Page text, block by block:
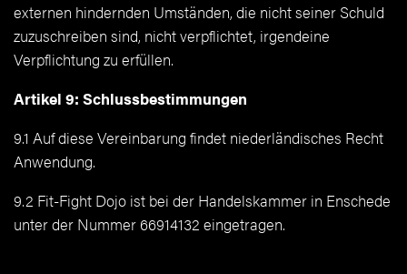
externen hindernden Umständen, die nicht seiner Schuld
zuzuschreiben sind, nicht verpflichtet, irgendeine
Verpflichtung zu erfüllen.
Artikel 9: Schlussbestimmungen
9.1 Auf diese Vereinbarung findet niederländisches Recht
Anwendung.
9.2 Fit-Fight Dojo ist bei der Handelskammer in Enschede
unter der Nummer 66914132 eingetragen.